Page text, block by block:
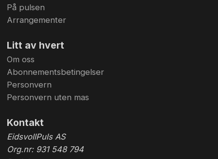
På pulsen
Arrangementer
Litt av hvert
Om oss
Abonnementsbetingelser
Personvern
Personvern uten mas
Kontakt
EidsvollPuls AS
Org.nr: 931 548 794